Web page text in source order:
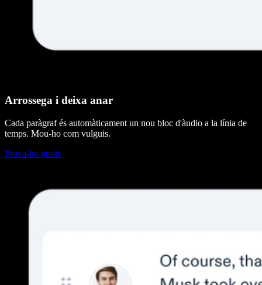
Arrossega i deixa anar
Cada paràgraf és automàticament un nou bloc d'àudio a la línia de
temps. Mou-ho com vulguis.
Prova-ho gratis